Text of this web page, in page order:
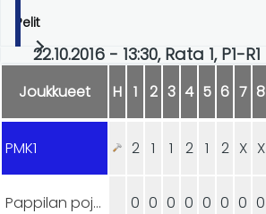
Ensisijaiset
välilehdet
Pelit
22.10.2016 - 13:30, Rata 1, P1-R1
Joukkueet H 1 2 3 4 5 6 7 8
PMK1 2 1 1 2 1 2 X X
Pappilan pojat 0 0 0 0 0 0 0 0